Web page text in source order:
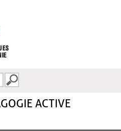
ACTIVE